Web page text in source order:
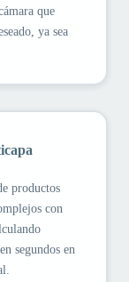
que
ya sea
productos
con
segundos en